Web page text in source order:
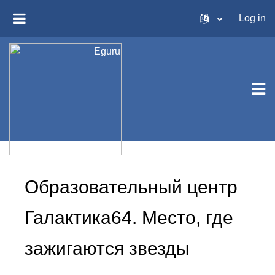
Log in
Образовательный центр
Галактика64. Место, где
зажигаются звезды